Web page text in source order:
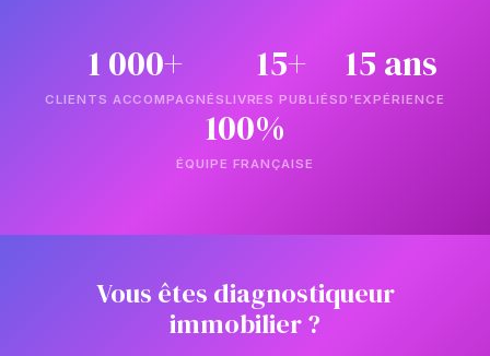
1 000+
CLIENTS ACCOMPAGNÉS
15+
LIVRES PUBLIÉS
15 ans
D'EXPÉRIENCE
100%
ÉQUIPE FRANÇAISE
Vous êtes diagnostiqueur
immobilier ?